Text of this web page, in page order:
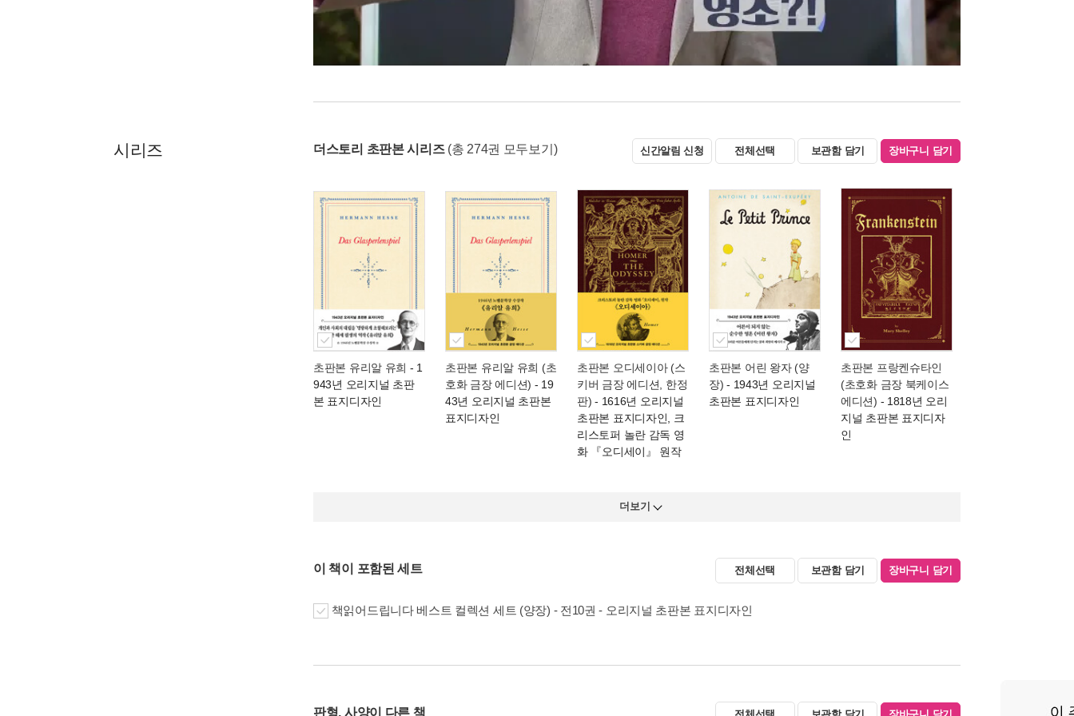
시리즈 더스토리 초판본 시리즈 (총 274권 모두보기) 신간알림 신청 전체선택 보관함 담기 장바구니 담기
초판본 유리알 유희 - 1
943년 오리지널 초판
본 표지디자인
초판본 유리알 유희 (초
호화 금장 에디션) - 19
43년 오리지널 초판본
표지디자인
초판본 오디세이아 (스
키버 금장 에디션, 한정
판) - 1616년 오리지널
초판본 표지디자인, 크
리스토퍼 놀란 감독 영
화 『오디세이』 원작
초판본 어린 왕자 (양
장) - 1943년 오리지널
초판본 표지디자인
초판본 프랑켄슈타인
(초호화 금장 북케이스
에디션) - 1818년 오리
지널 초판본 표지디자
인
더보기
이 책이 포함된 세트 전체선택 보관함 담기 장바구니 담기
책읽어드립니다 베스트 컬렉션 세트 (양장) - 전10권 - 오리지널 초판본 표지디자인
판형, 사양이 다른 책